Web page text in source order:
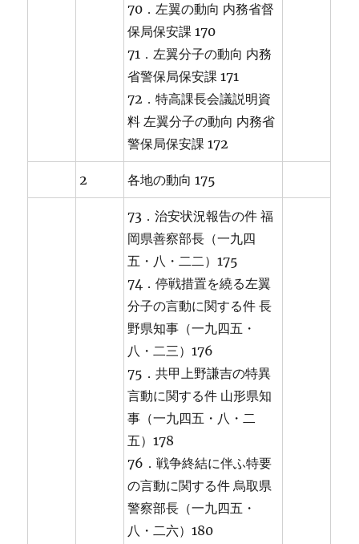
70．左翼の動向 内務省督
保局保安課 170
71．左翼分子の動向 内務
省警保局保安課 171
72．特高課長会議説明資
料 左翼分子の動向 内務省
警保局保安課 172
2 各地の動向 175
73．治安状況報告の件 福
岡県善察部長（一九四
五・八・二二）175
74．停戦措置を繞る左翼
分子の言動に関する件 長
野県知事（一九四五・
八・二三）176
75．共甲上野謙吉の特異
言動に関する件 山形県知
事（一九四五・八・二
五）178
76．戦争終結に伴ふ特要
の言動に関する件 烏取県
警察部長（一九四五・
八・二六）180